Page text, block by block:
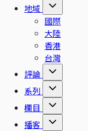
地域
國際
大陸
香港
台灣
評論
系列
欄目
播客